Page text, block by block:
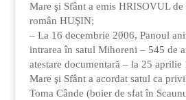
Mare şi Sfânt a emis HRISOVUL
român HUŞIN;
– La 16 decembrie 2006, Panoul
intrarea în satul Mihoreni – 545 de
atestare documentară – la 25 aprilie
Mare şi Sfânt a acordat satul ca
Toma Cânde (boier de sfat în